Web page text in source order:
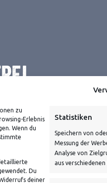
zu
Erlebnis
Wenn du
Du
deiner
Statistiken
Speichern von
Messung der
Analyse von
aus
Bitte prüfe dein E-Mail-